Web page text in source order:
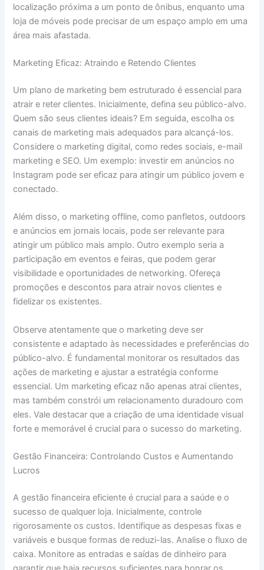
localização próxima a um ponto de ônibus, enquanto uma
loja de móveis pode precisar de um espaço amplo em uma
área mais afastada.
Marketing Eficaz: Atraindo e Retendo Clientes
Um plano de marketing bem estruturado é essencial para
atrair e reter clientes. Inicialmente, defina seu público-alvo.
Quem são seus clientes ideais? Em seguida, escolha os
canais de marketing mais adequados para alcançá-los.
Considere o marketing digital, como redes sociais, e-mail
marketing e SEO. Um exemplo: investir em anúncios no
Instagram pode ser eficaz para atingir um público jovem e
conectado.
Além disso, o marketing offline, como panfletos, outdoors
e anúncios em jornais locais, pode ser relevante para
atingir um público mais amplo. Outro exemplo seria a
participação em eventos e feiras, que podem gerar
visibilidade e oportunidades de networking. Ofereça
promoções e descontos para atrair novos clientes e
fidelizar os existentes.
Observe atentamente que o marketing deve ser
consistente e adaptado às necessidades e preferências do
público-alvo. É fundamental monitorar os resultados das
ações de marketing e ajustar a estratégia conforme
essencial. Um marketing eficaz não apenas atrai clientes,
mas também constrói um relacionamento duradouro com
eles. Vale destacar que a criação de uma identidade visual
forte e memorável é crucial para o sucesso do marketing.
Gestão Financeira: Controlando Custos e Aumentando
Lucros
A gestão financeira eficiente é crucial para a saúde e o
sucesso de qualquer loja. Inicialmente, controle
rigorosamente os custos. Identifique as despesas fixas e
variáveis e busque formas de reduzi-las. Analise o fluxo de
caixa. Monitore as entradas e saídas de dinheiro para